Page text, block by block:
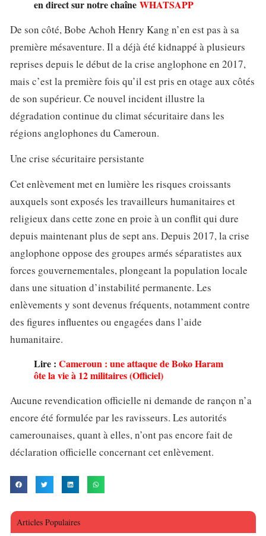
en direct sur notre chaîne WHATSAPP
De son côté, Bobe Achoh Henry Kang n’en est pas à sa
première mésaventure. Il a déjà été kidnappé à plusieurs
reprises depuis le début de la crise anglophone en 2017,
mais c’est la première fois qu’il est pris en otage aux côtés
de son supérieur. Ce nouvel incident illustre la
dégradation continue du climat sécuritaire dans les
régions anglophones du Cameroun.
Une crise sécuritaire persistante
Cet enlèvement met en lumière les risques croissants
auxquels sont exposés les travailleurs humanitaires et
religieux dans cette zone en proie à un conflit qui dure
depuis maintenant plus de sept ans. Depuis 2017, la crise
anglophone oppose des groupes armés séparatistes aux
forces gouvernementales, plongeant la population locale
dans une situation d’instabilité permanente. Les
enlèvements y sont devenus fréquents, notamment contre
des figures influentes ou engagées dans l’aide
humanitaire.
Lire : Cameroun : une attaque de Boko Haram
ôte la vie à 12 militaires (Officiel)
Aucune revendication officielle ni demande de rançon n’a
encore été formulée par les ravisseurs. Les autorités
camerounaises, quant à elles, n’ont pas encore fait de
déclaration officielle concernant cet enlèvement.
Articles Populaires